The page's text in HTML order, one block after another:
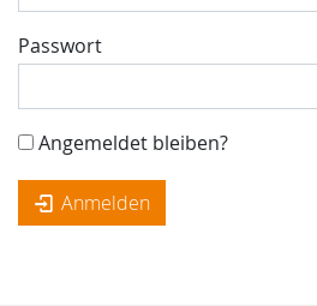
Passwort
Angemeldet bleiben?
Anmelden